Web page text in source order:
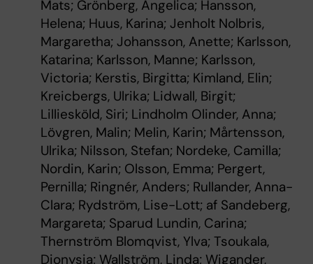
Mats; Grönberg, Angelica; Hansson,
Helena; Huus, Karina; Jenholt Nolbris,
Margaretha; Johansson, Anette; Karlsson,
Katarina; Karlsson, Manne; Karlsson,
Victoria; Kerstis, Birgitta; Kimland, Elin;
Kreicbergs, Ulrika; Lidwall, Birgit;
Lilliesköld, Siri; Lindholm Olinder, Anna;
Lövgren, Malin; Melin, Karin; Mårtensson,
Ulrika; Nilsson, Stefan; Nordeke, Camilla;
Nordin, Karin; Olsson, Emma; Pergert,
Pernilla; Ringnér, Anders; Rullander, Anna-
Clara; Rydström, Lise-Lott; af Sandeberg,
Margareta; Sparud Lundin, Carina;
Thernström Blomqvist, Ylva; Tsoukala,
Dionysia; Wallström, Linda; Wigander,